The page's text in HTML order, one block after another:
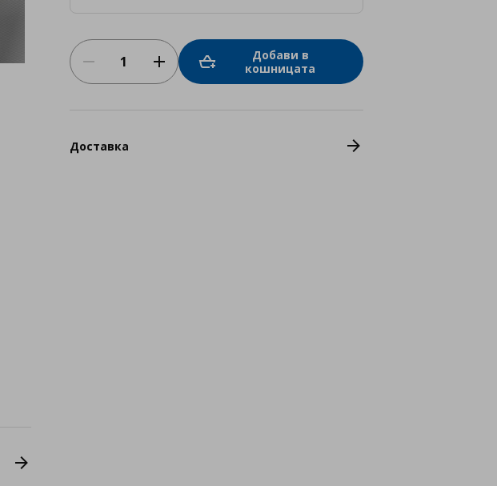
Добави в
кошницата
Доставка